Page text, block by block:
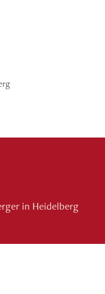
in Heidelberg